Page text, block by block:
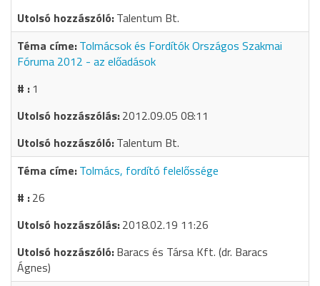
Talentum Bt.
Tolmácsok és Fordítók Országos Szakmai
Fóruma 2012 - az előadások
1
2012.09.05 08:11
Talentum Bt.
Tolmács, fordító felelőssége
26
2018.02.19 11:26
Baracs és Társa Kft. (dr. Baracs
Ágnes)